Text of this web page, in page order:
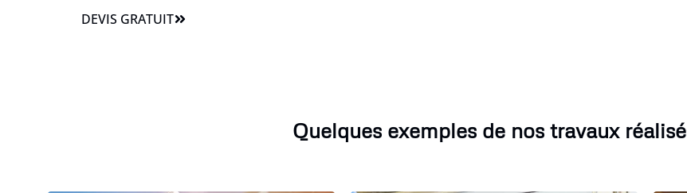
DEVIS GRATUIT
Quelques exemples de nos travaux